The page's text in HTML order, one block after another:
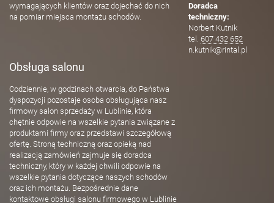
wymagających klientów oraz dojechać do nich
na pomiar miejsca montażu schodów.
Obsługa salonu
Codziennie, w godzinach otwarcia, do Państwa
dyspozycji pozostaje osoba obsługująca nasz
firmowy salon sprzedaży w Lublinie, która
chętnie odpowie na wszelkie pytania związane z
produktami firmy oraz przedstawi szczegółową
ofertę. Stroną techniczną oraz opieką nad
realizacją zamówień zajmuje się doradca
techniczny, który w każdej chwili odpowie na
wszelkie pytania dotyczące naszych schodów
oraz ich montażu. Bezpośrednie dane
kontaktowe obsługi salonu firmowego w Lublinie
Doradca
techniczny:
Norbert Kutnik
tel. 607 432 652
n.kutnik@rintal.pl